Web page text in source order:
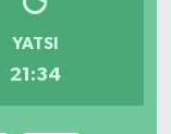
YATSI
21:34